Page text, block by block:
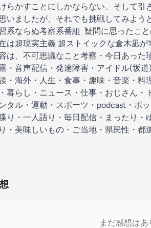
らかすことにしかならない、そして
いましたが、それでも挑戦してみよう
系ならぬ考察系番組 疑問に思ったこ
は超現実主義 超ストイックな倉木凪
は、不可思議なこと考察・今日あっ
・音声配信・発達障害・アイドル(坂道
・海外・人生・食事・趣味・音楽・
暮らし・ニュース・仕事・おじさん・
タル・運動・スポーツ・podcast・ポ
り・一人語り・毎日配信・まったり・
・美味しいもの・ご当地・県民性・都
まだ感想は